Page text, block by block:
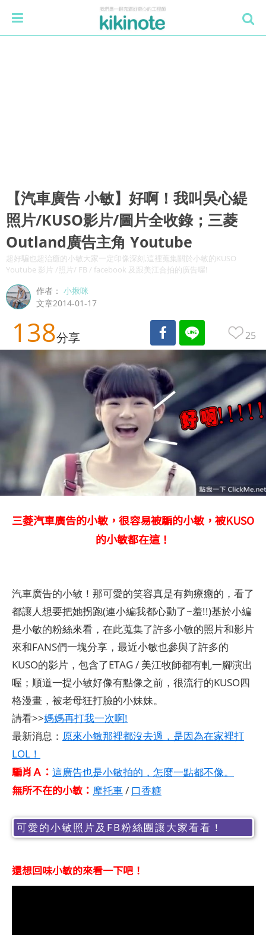
【汽車廣告 小敏】好啊！我叫吳心緹
照片/KUSO影片/圖片全收錄；三菱
Outland廣告主角 Youtube
超好騙也超治癒的小敏大家一定印像深刻,這裡蒐集關於小敏的KUSO
Youtube 影片 /照片/ FB / facebook 及跟美江合拍的廣告喔!
作者：小揪咪
文章2014-01-17
138分享 25
三菱汽車廣告的小敏，很容易被騙的小敏，被KUSO
的小敏都在這！
汽車廣告的小敏！那可愛的笑容真是有夠療癒的，看了
都讓人想要把她拐跑(連小編我都心動了~羞!!)基於小編
是小敏的粉絲來看，在此蒐集了許多小敏的照片和影片
來和FANS們一塊分享，最近小敏也參與了許多的
KUSO的影片，包含了ETAG / 美江牧師都有軋一腳演出
喔；順道一提小敏好像有點像之前，很流行的KUSO四
格漫畫，被老母狂打臉的小妹妹。
請看>>媽媽再打我一次啊!
最新消息： 原來小敏那裡都沒去過，是因為在家裡打
LOL！
騙肖Ａ： 這廣告也是小敏拍的，怎麼一點都不像。
無所不在的小敏： 摩托車/ 口香糖
可愛的小敏照片及FB粉絲團讓大家看看！
還想回味小敏的來看一下吧！